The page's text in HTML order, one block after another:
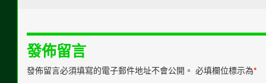
發佈留言
發佈留言必須填寫的電子郵件地址不會公開。 必填欄位標示為*